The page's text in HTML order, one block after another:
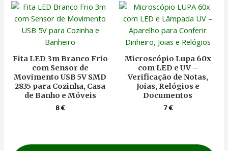
Fita LED 3m Branco Frio
com Sensor de
Movimento USB 5V SMD
2835 para Cozinha, Casa
de Banho e Móveis
8€
Microscópio Lupa 60x
com LED e UV –
Verificação de Notas,
Joias, Relógios e
Documentos
7€